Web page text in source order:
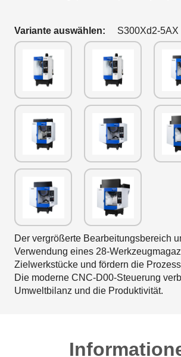
Variante auswählen: S300Xd2-5AX
Der vergrößerte Bearbeitungsbereich
Verwendung eines 28-
Zielwerkstücke und fördern die
Die moderne CNC-D00-Steuerung
Umweltbilanz und die Produktivität.